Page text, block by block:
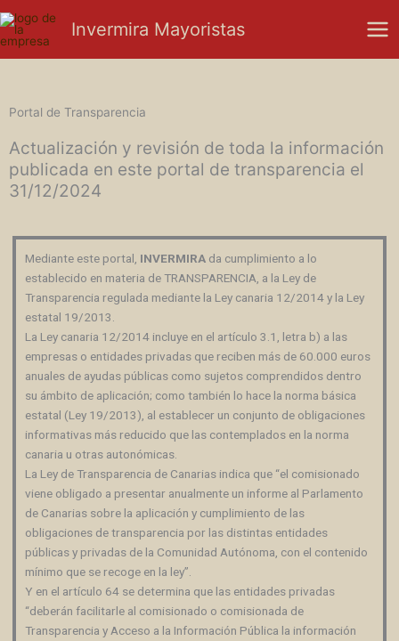
al
contenido
Invermira Mayoristas
Portal de Transparencia
Actualización y revisión de toda la información
publicada en este portal de transparencia el
31/12/2024
Mediante este portal, INVERMIRA da cumplimiento a lo
establecido en materia deTRANSPARENCIA , a la Ley de
Transparencia regulada mediante la Ley canaria 12/2014 y la Ley
estatal 19/2013.
La Ley canaria 12/2014 incluye en el artículo 3.1, letra b) a las
empresas o entidades privadas que reciben más de 60.000 euros
anuales de ayudas públicas como sujetos comprendidos dentro
su ámbito de aplicación; como también lo hace la norma básica
estatal (Ley 19/2013), al establecer un conjunto de obligaciones
informativas más reducido que las contemplados en la norma
canaria u otras autonómicas.
La Ley de Transparencia de Canarias indica que “el comisionado
viene obligado a presentar anualmente un informe al Parlamento
de Canarias sobre la aplicación y cumplimiento de las
obligaciones de transparencia por las distintas entidades
públicas y privadas de la Comunidad Autónoma, con el contenido
mínimo que se recoge en la ley”.
Y en el artículo 64 se determina que las entidades privadas
“deberán facilitarle al comisionado o comisionada de
Transparencia y Acceso a la Información Pública la información